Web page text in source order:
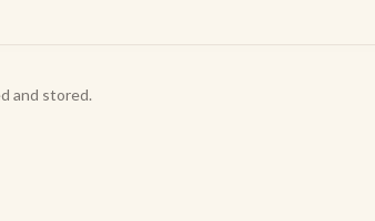
and stored.